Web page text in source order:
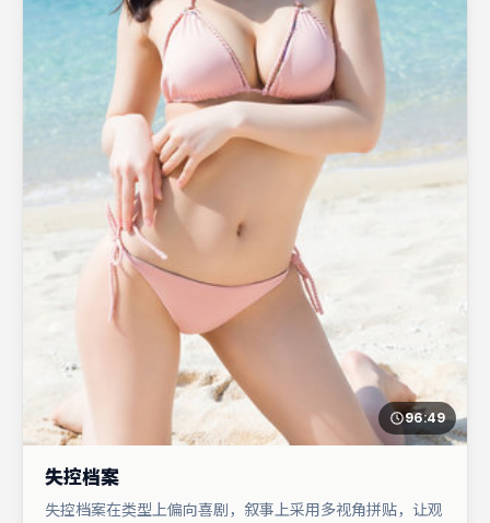
96:49
失控档案
失控档案在类型上偏向喜剧，叙事上采用多视角拼贴，让观